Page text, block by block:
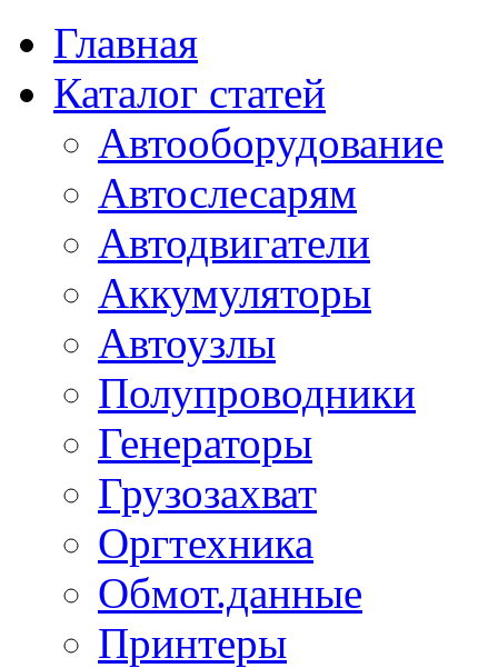
Главная
Каталог статей
Автооборудование
Автослесарям
Автодвигатели
Аккумуляторы
Автоузлы
Полупроводники
Генераторы
Грузозахват
Оргтехника
Обмот.данные
Принтеры